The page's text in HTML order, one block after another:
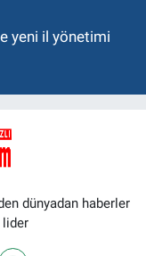
yeni il yönetimi
dünyadan haberler